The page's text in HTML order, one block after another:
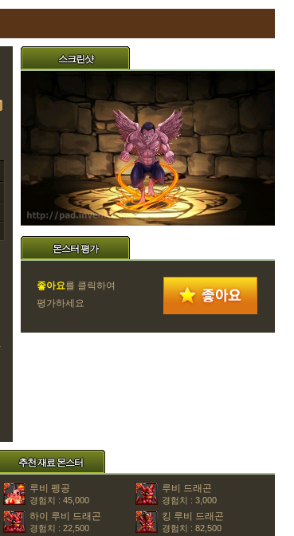
스크린샷
몬스터 평가
좋아요를 클릭하여
평가하세요
추천 재료 몬스터
루비 펭공
경험치 : 45,000
루비 드래곤
경험치 : 3,000
하이 루비 드래곤
경험치 : 22,500
킹 루비 드래곤
경험치 : 82,500